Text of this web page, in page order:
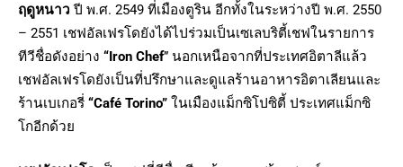
ฤดูหนาว ปี พ.ศ. 2549 ที่เมืองตูริน อีกทั้งในระหว่างปี พ.ศ. 2550
– 2551 เชฟอัลเฟรโดยังได้ไปร่วมเป็นเซเลบริตี้เชฟในรายการ
ทีวีชื่อดังอย่าง “Iron Chef” นอกเหนือจากที่ประเทศอิตาลีแล้ว
เชฟอัลเฟรโดยังเป็นที่ปรึกษาและดูแลร้านอาหารอิตาเลียนและ
ร้านเบเกอรี่ “Café Torino” ในเมืองแม็กซิโปซิตี้ ประเทศแม็กซิ
โกอีกด้วย